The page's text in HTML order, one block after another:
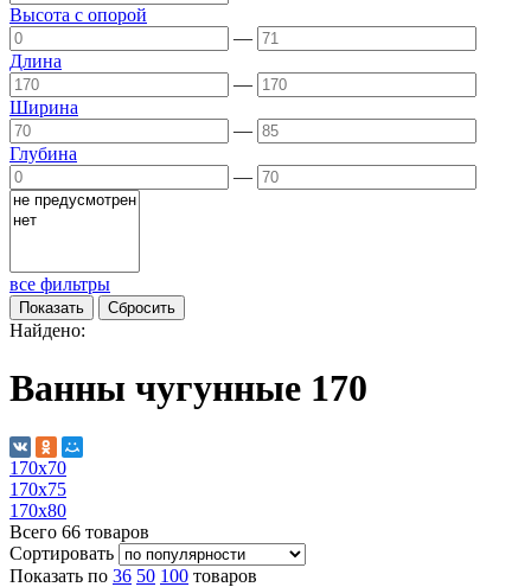
Высота с опорой
—
Длина
—
Ширина
—
Глубина
—
все фильтры
Найдено:
Ванны чугунные 170
170х70
170х75
170х80
Всего 66 товаров
Сортировать
Показать по 36 50 100 товаров